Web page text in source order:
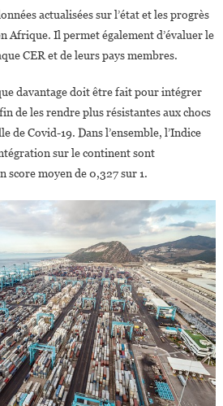
Pays
Afrique
actualisées sur l’état et les progrès
Afrique. Il permet également d’évaluer le
CER et de leurs pays membres.
davantage doit être fait pour intégrer
de les rendre plus résistantes aux chocs
de Covid-19. Dans l’ensemble, l’Indice
sur le continent sont
score moyen de 0,327 sur 1.